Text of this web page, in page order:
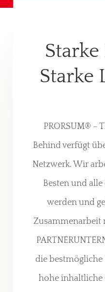
Starke
Starke
PRORSUM® –
Behind verfügt
Netzwerk. Wir
Besten und
werden und
Zusammenarbeit
die bestmögliche
hohe inhaltliche